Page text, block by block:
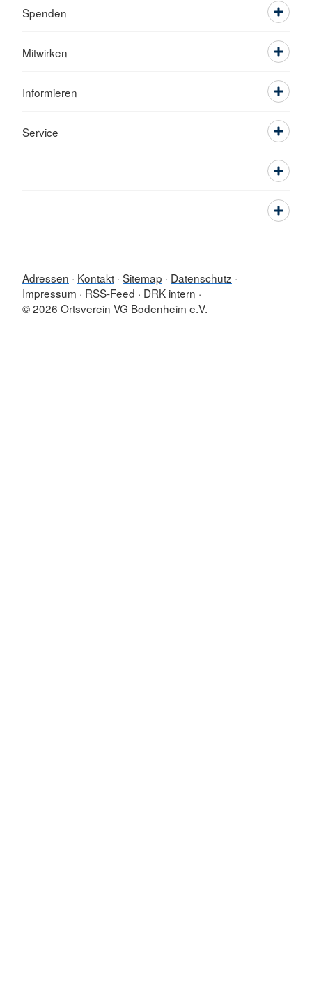
Spenden
Mitwirken
Informieren
Service
Adressen Kontakt Sitemap
Datenschutz
Impressum
RSS-Feed
DRK intern
© 2026 Ortsverein VG Bodenheim e.V.